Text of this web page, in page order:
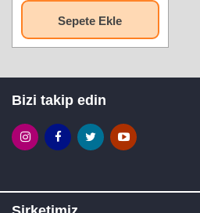
Sepete Ekle
Bizi takip edin